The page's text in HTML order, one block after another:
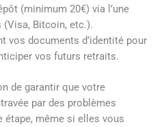
(minimum 20€) via l’une
Bitcoin, etc.).
vos documents d’identité pour
vos futurs retraits.
de garantir que votre
par des problèmes
étape, même si elles vous